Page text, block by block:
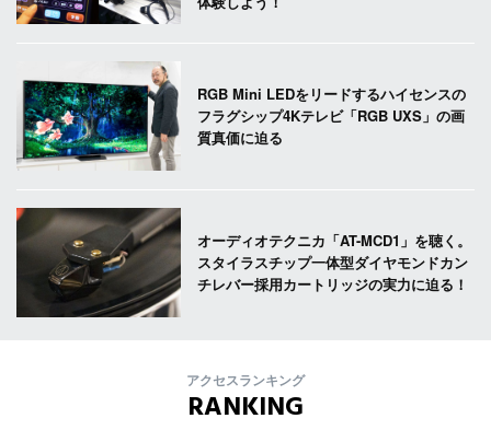
RGB Mini LEDをリードするハイセンスの
フラグシップ4Kテレビ「RGB UXS」の画
質真価に迫る
オーディオテクニカ「AT-MCD1」を聴く。
スタイラスチップ一体型ダイヤモンドカン
チレバー採用カートリッジの実力に迫る！
アクセスランキング
RANKING